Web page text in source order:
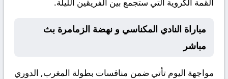
مباراة النادي المكناسي و نهضة الزمامرة بث
مباشر
مواجهة اليوم تأتي ضمن منافسات بطولة المغرب, الدوري